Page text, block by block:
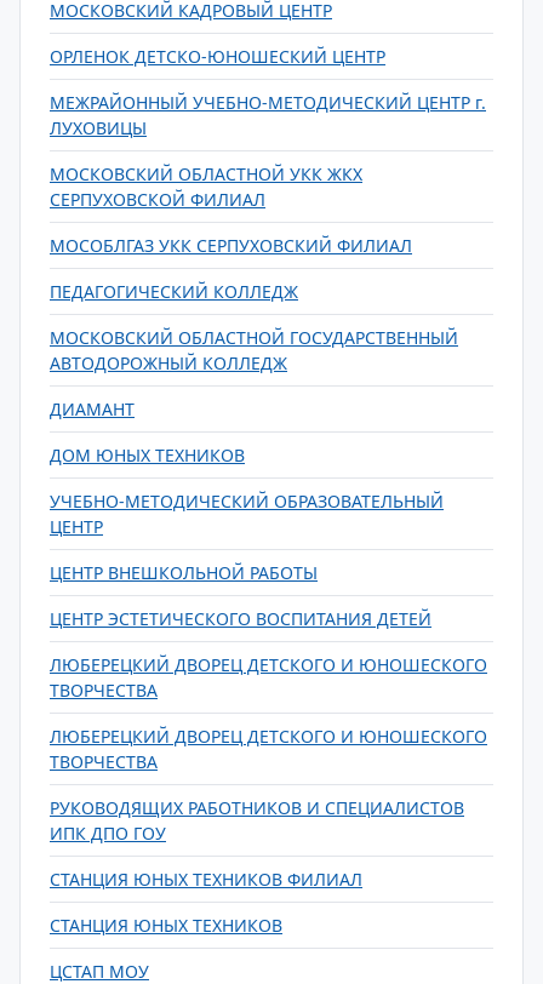
МОСКОВСКИЙ КАДРОВЫЙ ЦЕНТР
ОРЛЕНОК ДЕТСКО-ЮНОШЕСКИЙ ЦЕНТР
МЕЖРАЙОННЫЙ УЧЕБНО-МЕТОДИЧЕСКИЙ ЦЕНТР г.
ЛУХОВИЦЫ
МОСКОВСКИЙ ОБЛАСТНОЙ УКК ЖКХ
СЕРПУХОВСКОЙ ФИЛИАЛ
МОСОБЛГАЗ УКК СЕРПУХОВСКИЙ ФИЛИАЛ
ПЕДАГОГИЧЕСКИЙ КОЛЛЕДЖ
МОСКОВСКИЙ ОБЛАСТНОЙ ГОСУДАРСТВЕННЫЙ
АВТОДОРОЖНЫЙ КОЛЛЕДЖ
ДИАМАНТ
ДОМ ЮНЫХ ТЕХНИКОВ
УЧЕБНО-МЕТОДИЧЕСКИЙ ОБРАЗОВАТЕЛЬНЫЙ
ЦЕНТР
ЦЕНТР ВНЕШКОЛЬНОЙ РАБОТЫ
ЦЕНТР ЭСТЕТИЧЕСКОГО ВОСПИТАНИЯ ДЕТЕЙ
ЛЮБЕРЕЦКИЙ ДВОРЕЦ ДЕТСКОГО И ЮНОШЕСКОГО
ТВОРЧЕСТВА
ЛЮБЕРЕЦКИЙ ДВОРЕЦ ДЕТСКОГО И ЮНОШЕСКОГО
ТВОРЧЕСТВА
РУКОВОДЯЩИХ РАБОТНИКОВ И СПЕЦИАЛИСТОВ
ИПК ДПО ГОУ
СТАНЦИЯ ЮНЫХ ТЕХНИКОВ ФИЛИАЛ
СТАНЦИЯ ЮНЫХ ТЕХНИКОВ
ЦСТАП МОУ